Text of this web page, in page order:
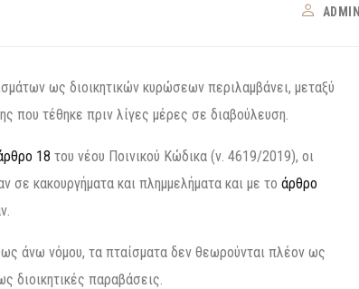
ADMIN
ως διοικητικών κυρώσεων περιλαμβάνει, μεταξύ
που τέθηκε πριν λίγες μέρες σε διαβούλευση.
18 του νέου Ποινικού Κώδικα (ν. 4619/2019), οι
σε κακουργήματα και πλημμελήματα και με το άρθρο
άνω νόμου, τα πταίσματα δεν θεωρούνται πλέον ως
διοικητικές παραβάσεις.